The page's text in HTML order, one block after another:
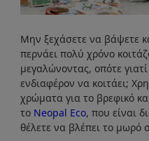
Μην ξεχάσετε να βάψετε
περνάει πολύ χρόνο
μεγαλώνοντας, οπότε
ενδιαφέρον να κοιτάει;
χρώματα για το βρεφικό
το Neopal Eco, που είναι
θέλετε να βλέπει το μωρό